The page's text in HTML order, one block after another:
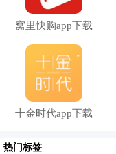
窝里快购app下载
十金时代app下载
热门标签